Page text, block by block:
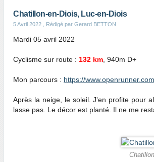
Chatillon-en-Diois, Luc-en-Diois
5 Avril 2022 , Rédigé par Gerard BETTON
Mardi 05 avril 2022
Cyclisme sur route : 132 km , 940m D+
Mon parcours : https://
Après la neige, le soleil. J'en profite pour
lasse pas. Le décor est planté. Il ne me